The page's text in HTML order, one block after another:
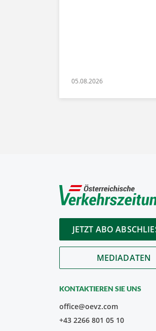
05.08.2026
JETZT ABO
MEDIADATEN
KONTAKTIEREN SIE UNS
office@oevz.com
+43 2266 801 05 10